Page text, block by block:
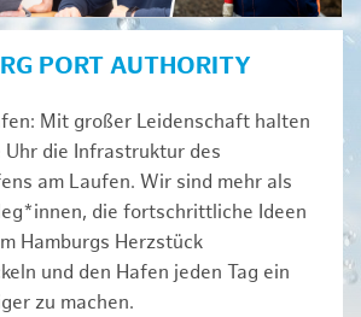
PORT AUTHORITY
Mit großer Leidenschaft halten
Uhr die Infrastruktur des
am Laufen. Wir sind mehr als
die fortschrittliche Ideen
Hamburgs Herzstück
und den Hafen jeden Tag ein
zu machen.